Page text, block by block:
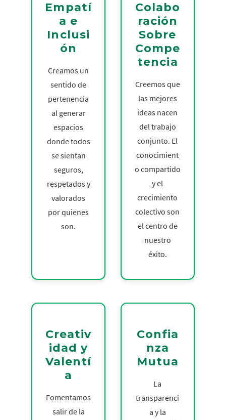
Empatí
a e
Inclusi
ón
Creamos un
sentido de
pertenencia
al generar
espacios
donde todos
se sientan
seguros,
respetados y
valorados
por quienes
son.
Colabo
ración
Sobre
Compe
tencia
Creemos que
las mejores
ideas nacen
del trabajo
conjunto. El
conocimient
o compartido
y el
crecimiento
colectivo son
el centro de
nuestro
éxito.
Creativ
idad y
Valentí
a
Fomentamos
salir de la
Confia
nza
Mutua
La
transparenci
a y la